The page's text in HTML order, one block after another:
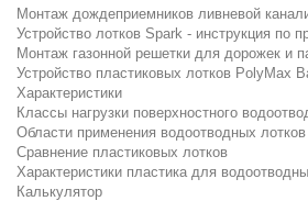
Монтаж дождеприемников ливневой
Устройство лотков Spark - инструкция по
Монтаж газонной решетки для дорожек и
Устройство пластиковых лотков PolyMax
Характеристики
Классы нагрузки поверхностного
Области применения водоотводных лотков
Сравнение пластиковых лотков
Характеристики пластика для
Калькулятор